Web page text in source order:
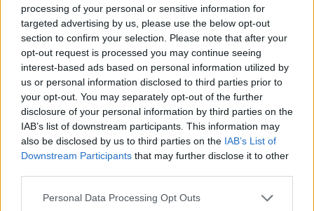
processing of your personal or sensitive information for
targeted advertising by us, please use the below opt-out
section to confirm your selection. Please note that after your
opt-out request is processed you may continue seeing
interest-based ads based on personal information utilized by
us or personal information disclosed to third parties prior to
your opt-out. You may separately opt-out of the further
disclosure of your personal information by third parties on the
IAB’s list of downstream participants. This information may
also be disclosed by us to third parties on the IAB’s List of
Downstream Participants that may further disclose it to other
Please note that this website/app uses one or more Google
Personal Data Processing Opt Outs
Mundo Deportivo για
Παναθηναϊκό: «Μια πεντάδα
που σπέρνει τον φόβο στην
Ευρώπη»
Εθνική Κορασίδων:
Απέναντι στη Δανία για το
2/2 στο Ευρωμπάσκετ (live
stream)
Ελληνική Αναπτυξιακή Τράπεζα: Με «προίκα» 2 δισ. ευρώ